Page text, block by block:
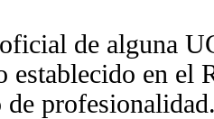
de alguna
establecido en el